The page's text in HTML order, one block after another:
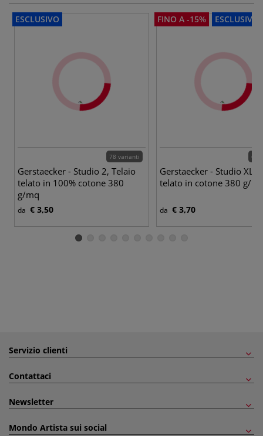
ESCLUSIVO
78 varianti
Gerstaecker - Studio 2, Telaio
telato in 100% cotone 380
g/mq
da € 3,50
FINO A -15% ESCLUSIVO
64
Gerstaecker - Studio XL,
telato in cotone 380 g/
da € 3,70
Servizio clienti
Contattaci
Newsletter
Mondo Artista sui social